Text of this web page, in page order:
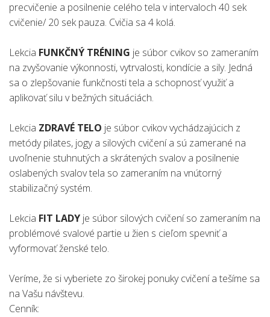
precvičenie a posilnenie celého tela v intervaloch 40 sek
cvičenie/ 20 sek pauza. Cvičia sa 4 kolá.
Lekcia FUNKČNÝ TRÉNING je súbor cvikov so zameraním
na zvyšovanie výkonnosti, vytrvalosti, kondície a sily. Jedná
sa o zlepšovanie funkčnosti tela a schopnosť využiť a
aplikovať silu v bežných situáciách.
Lekcia ZDRAVÉ TELO je súbor cvikov vychádzajúcich z
metódy pilates, jogy a silových cvičení a sú zamerané na
uvoľnenie stuhnutých a skrátených svalov a posilnenie
oslabených svalov tela so zameraním na vnútorný
stabilizačný systém.
Lekcia FIT LADY je súbor silových cvičení so zameraním na
problémové svalové partie u žien s cieľom spevniť a
vyformovať ženské telo.
Veríme, že si vyberiete zo širokej ponuky cvičení a tešíme sa
na Vašu návštevu.
Cenník: